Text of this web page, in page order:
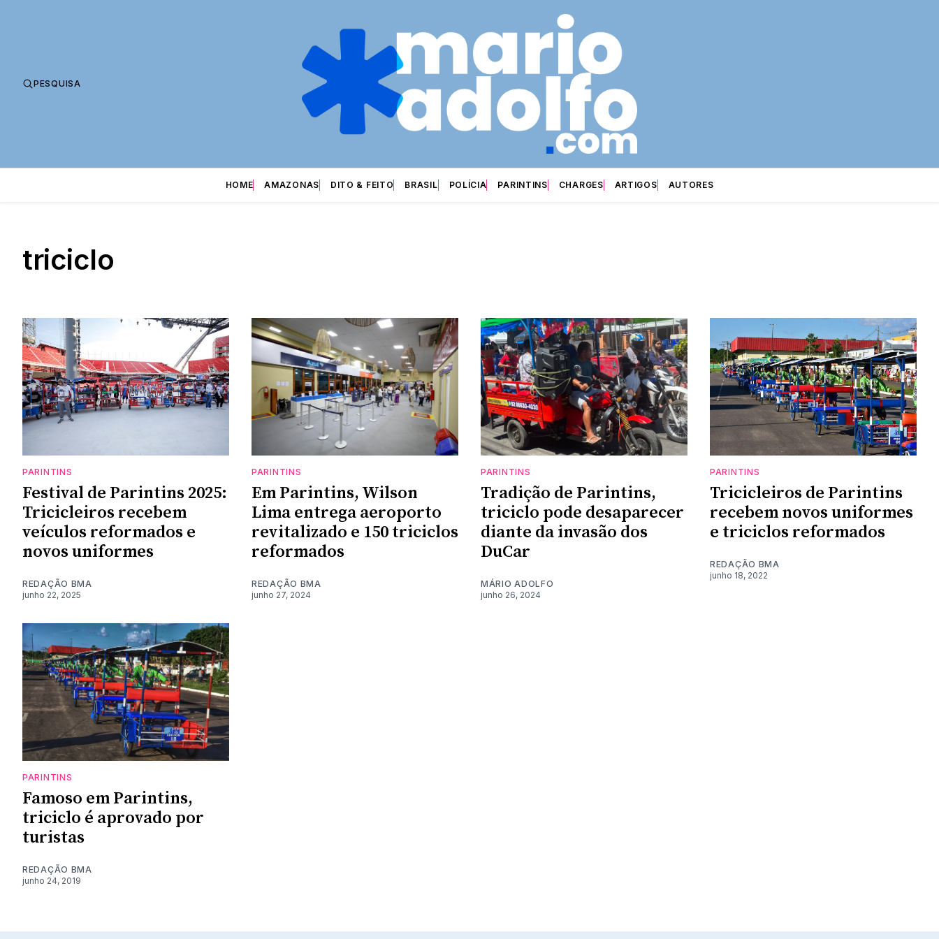
PESQUISA
HOME AMAZONAS DITO & FEITO BRASIL POLÍCIA PARINTINS CHARGES ARTIGOS AUTORES
triciclo
PARINTINS
Festival de Parintins 2025:
Tricicleiros recebem
veículos reformados e
novos uniformes
REDAÇÃO BMA
junho 22, 2025
PARINTINS
Em Parintins, Wilson
Lima entrega aeroporto
revitalizado e 150 triciclos
reformados
REDAÇÃO BMA
junho 27, 2024
PARINTINS
Tradição de Parintins,
triciclo pode desaparecer
diante da invasão dos
DuCar
MÁRIO ADOLFO
junho 26, 2024
PARINTINS
Tricicleiros de Parintins
recebem novos uniformes
e triciclos reformados
REDAÇÃO BMA
junho 18, 2022
PARINTINS
Famoso em Parintins,
triciclo é aprovado por
turistas
REDAÇÃO BMA
junho 24, 2019